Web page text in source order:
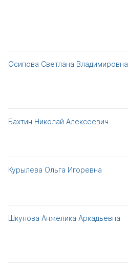
Осипова Светлана Владимировна
Бахтин Николай Алексеевич
Курылева Ольга Игоревна
Шкунова Анжелика Аркадьевна